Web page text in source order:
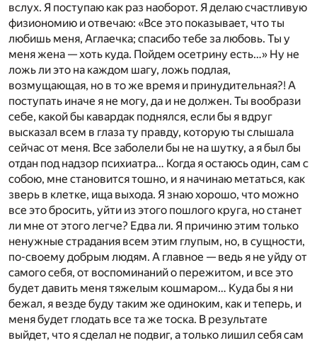
вслух. Я поступаю как раз наоборот. Я делаю счастливую
физиономию и отвечаю: «Все это показывает, что ты
любишь меня, Аглаечка; спасибо тебе за любовь. Ты у
меня жена — хоть куда. Пойдем осетрину есть…» Ну не
ложь ли это на каждом шагу, ложь подлая,
возмущающая, но в то же время и принудительная?! А
поступать иначе я не могу, да и не должен. Ты вообрази
себе, какой бы кавардак поднялся, если бы я вдруг
высказал всем в глаза ту правду, которую ты слышала
сейчас от меня. Все заболели бы не на шутку, а я был бы
отдан под надзор психиатра… Когда я остаюсь один, сам с
собою, мне становится тошно, и я начинаю метаться, как
зверь в клетке, ища выхода. Я знаю хорошо, что можно
все это бросить, уйти из этого пошлого круга, но станет
ли мне от этого легче? Едва ли. Я причиню этим только
ненужные страдания всем этим глупым, но, в сущности,
по-своему добрым людям. А главное — ведь я не уйду от
самого себя, от воспоминаний о пережитом, и все это
будет давить меня тяжелым кошмаром… Куда бы я ни
бежал, я везде буду таким же одиноким, как и теперь, и
меня будет глодать все та же тоска. В результате
выйдет, что я сделал не подвиг, а только лишил себя сам